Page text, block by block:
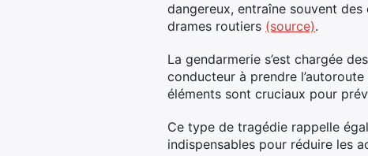
dangereux, entraîne souvent
drames routiers (source).
La gendarmerie s’est chargée
conducteur à prendre
éléments sont cruciaux pour
Ce type de tragédie rappelle
indispensables pour réduire les